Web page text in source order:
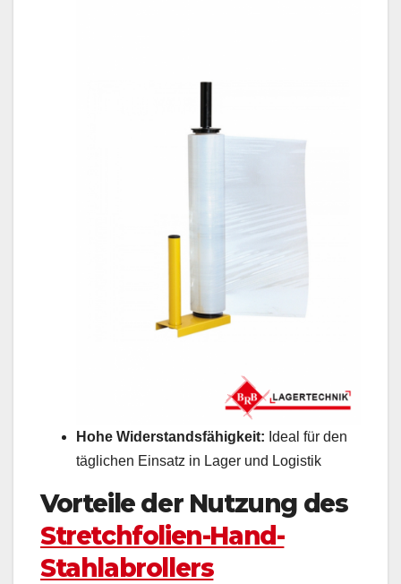
Hohe Widerstandsfähigkeit: Ideal für den
täglichen Einsatz in Lager und Logistik
Vorteile der Nutzung des
Stretchfolien-Hand-
Stahlabrollers